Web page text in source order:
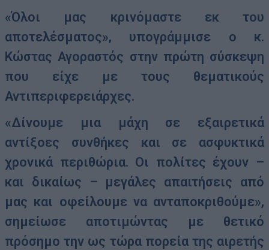
«Όλοι μας κρινόμαστε εκ του
αποτελέσματος», υπογράμμισε ο κ.
Κώστας Αγοραστός στην πρώτη σύσκεψη
που είχε με τους θεματικούς
Αντιπεριφερειάρχες.
«Δίνουμε μια μάχη σε εξαιρετικά
αντίξοες συνθήκες και σε ασφυκτικά
χρονικά περιθώρια. Οι πολίτες έχουν –
και δικαίως – μεγάλες απαιτήσεις από
μας και οφείλουμε να ανταποκριθούμε»,
σημείωσε αποτιμώντας με θετικό
πρόσημο την ως τώρα πορεία της αιρετής